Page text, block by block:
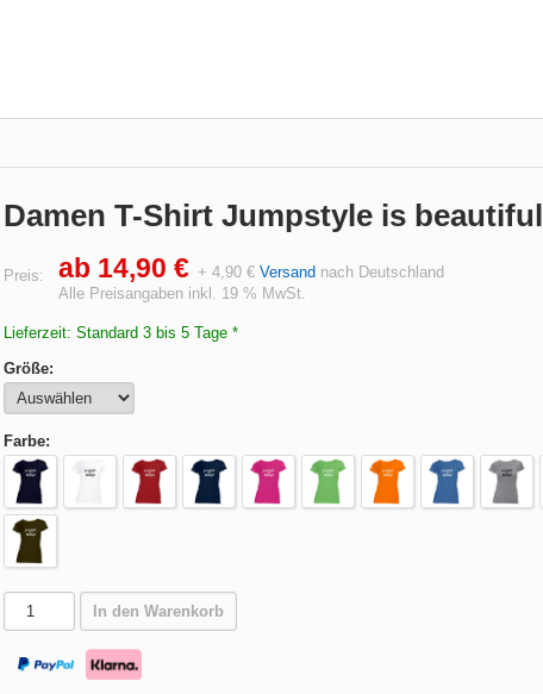
Damen T-Shirt Jumpstyle is beautiful
Preis: ab 14,90 € + 4,90 € Versand nach Deutschland
Alle Preisangaben inkl. 19 % MwSt.
Lieferzeit: Standard 3 bis 5 Tage *
Größe:
Farbe:
In den Warenkorb